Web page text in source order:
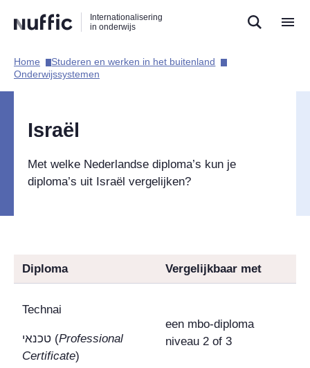
naar
zoekfunctie
naar
hoofdnavigatie
naar
inhoud
Internationalisering
in onderwijs
Hoofdnavigatie
Home​
Studeren en werken in het buitenland​
Onderwijssystemen​
Israël
Met welke Nederlandse diploma’s kun je
diploma’s uit Israël vergelijken?
Diploma Vergelijkbaar met
Technai
טכנאי (Professional
Certificate)
een mbo-diploma
niveau 2 of 3